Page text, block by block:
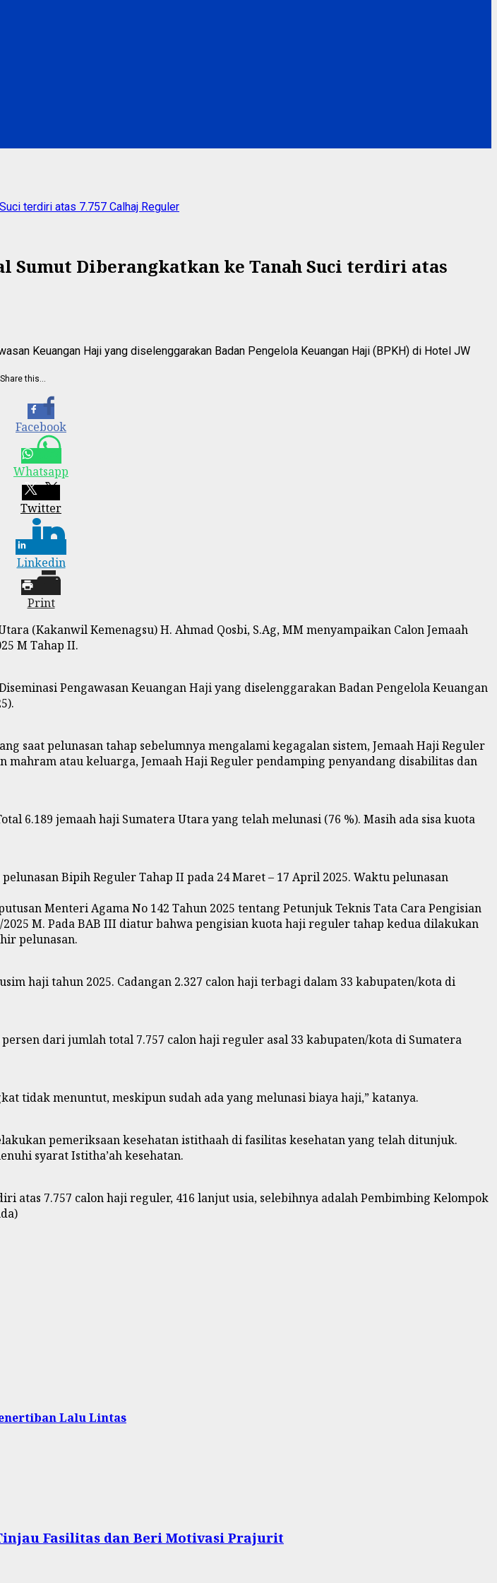
terdiri atas 7.757 Calhaj Reguler
Sumut Diberangkatkan ke Tanah Suci terdiri atas
Keuangan Haji yang diselenggarakan Badan Pengelola Keuangan Haji (BPKH) di Hotel JW
Share this…
Facebook
Whatsapp
Twitter
Linkedin
Print
(Kakanwil Kemenagsu) H. Ahmad Qosbi, S.Ag, MM menyampaikan Calon Jemaah
M Tahap II.
Pengawasan Keuangan Haji yang diselenggarakan Badan Pengelola Keuangan
saat pelunasan tahap sebelumnya mengalami kegagalan sistem, Jemaah Haji Reguler
atau keluarga, Jemaah Haji Reguler pendamping penyandang disabilitas dan
6.189 jemaah haji Sumatera Utara yang telah melunasi (76 %). Masih ada sisa kuota
Bipih Reguler Tahap II pada 24 Maret – 17 April 2025. Waktu pelunasan
Menteri Agama No 142 Tahun 2025 tentang Petunjuk Teknis Tata Cara Pengisian
M. Pada BAB III diatur bahwa pengisian kuota haji reguler tahap kedua dilakukan
pelunasan.
haji tahun 2025. Cadangan 2.327 calon haji terbagi dalam 33 kabupaten/kota di
dari jumlah total 7.757 calon haji reguler asal 33 kabupaten/kota di Sumatera
tidak menuntut, meskipun sudah ada yang melunasi biaya haji,” katanya.
pemeriksaan kesehatan istithaah di fasilitas kesehatan yang telah ditunjuk.
syarat Istitha’ah kesehatan.
atas 7.757 calon haji reguler, 416 lanjut usia, selebihnya adalah Pembimbing Kelompok
Lalu Lintas
Fasilitas dan Beri Motivasi Prajurit